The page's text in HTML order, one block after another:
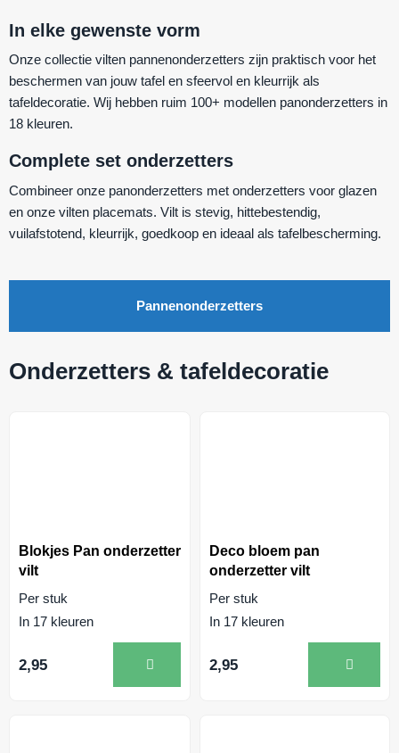
In elke gewenste vorm
Onze collectie vilten pannenonderzetters zijn praktisch voor het
beschermen van jouw tafel en sfeervol en kleurrijk als
tafeldecoratie. Wij hebben ruim 100+ modellen panonderzetters in
18 kleuren.
Complete set onderzetters
Combineer onze panonderzetters met onderzetters voor glazen
en onze vilten placemats. Vilt is stevig, hittebestendig,
vuilafstotend, kleurrijk, goedkoop en ideaal als tafelbescherming.
Pannenonderzetters
Onderzetters & tafeldecoratie
Blokjes Pan onderzetter
vilt
Per stuk
In 17 kleuren
2,95
Deco bloem pan
onderzetter vilt
Per stuk
In 17 kleuren
2,95